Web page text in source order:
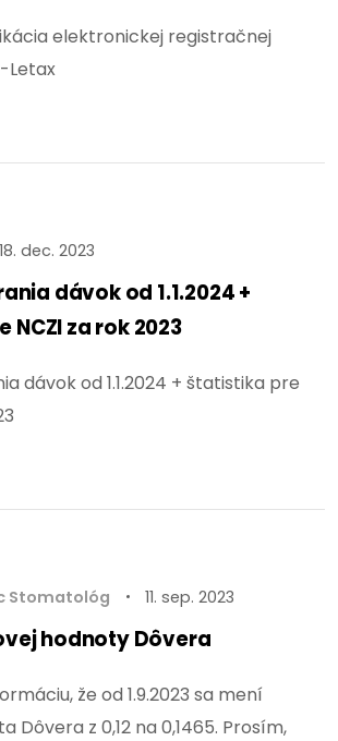
elektronickej registračnej
Letax
18. dec. 2023
dávok od 1.1.2024 +
za rok 2023
dávok od 1.1.2024 + štatistika pre
Stomatológ 11. sep. 2023
hodnoty Dôvera
že od 1.9.2023 sa mení
Dôvera z 0,12 na 0,1465. Prosím,